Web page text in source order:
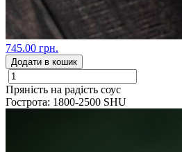
745.00 грн.
Додати в кошик
Пряність на радість соус
Гострота: 1800-2500 SHU